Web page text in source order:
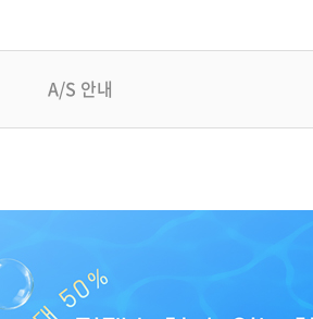
A/S 안내